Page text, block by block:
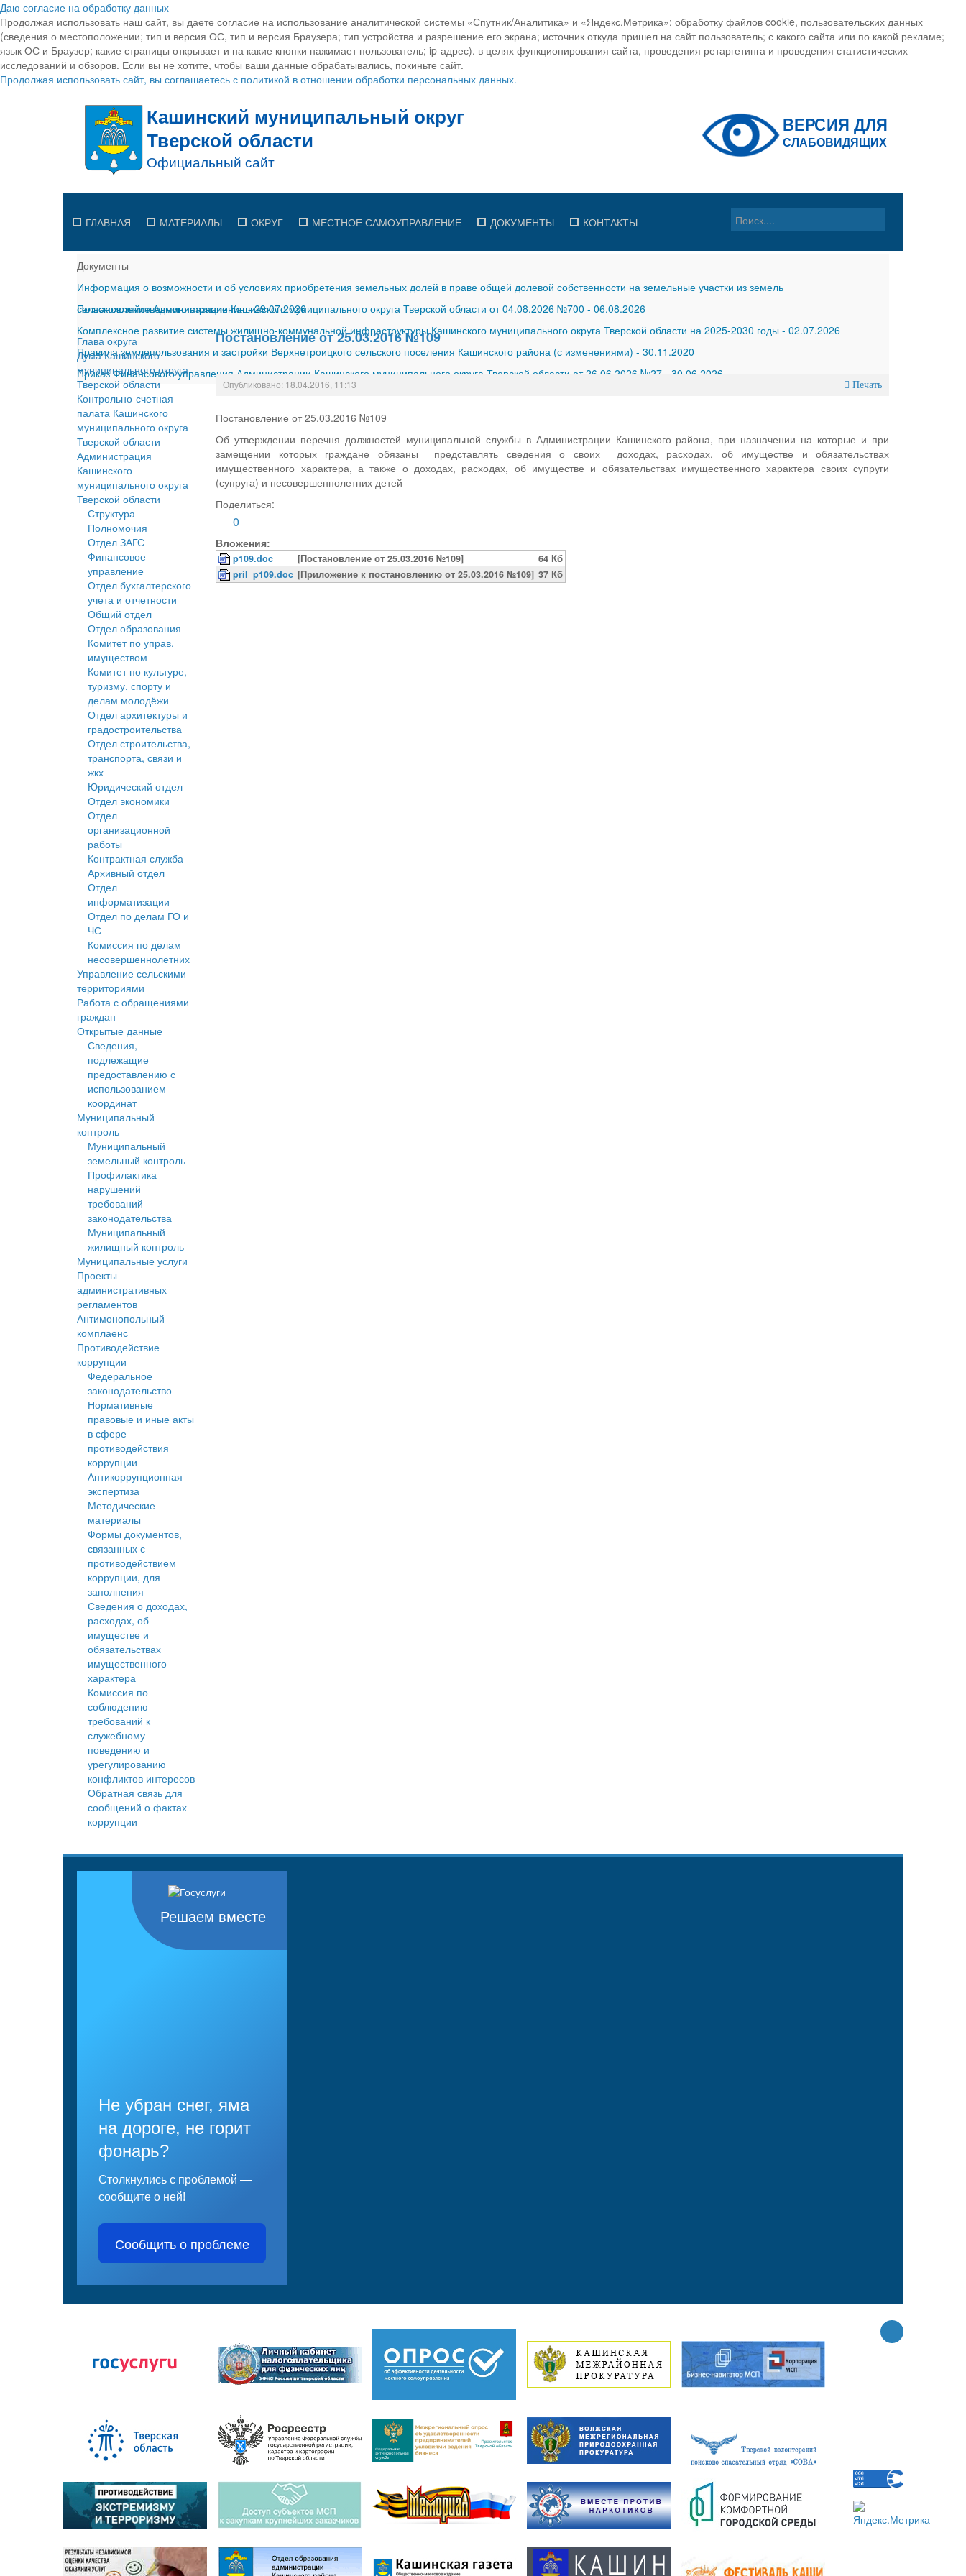
Даю согласие на обработку данных
Продолжая использовать наш сайт, вы даете согласие на использование аналитической системы «Спутник/Аналитика» и «Яндекс.Метрика»; обработку файлов cookie, пользовательских данных
(сведения о местоположении; тип и версия ОС, тип и версия Браузера; тип устройства и разрешение его экрана; источник откуда пришел на сайт пользователь; с какого сайта или по какой рекламе;
язык ОС и Браузер; какие страницы открывает и на какие кнопки нажимает пользователь; ip-адрес). в целях функционирования сайта, проведения ретаргетинга и проведения статистических
исследований и обзоров. Если вы не хотите, чтобы ваши данные обрабатывались, покиньте сайт.
Продолжая использовать сайт, вы соглашаетесь с политикой в отношении обработки персональных данных.
ГЛАВНАЯ МАТЕРИАЛЫ ОКРУГ МЕСТНОЕ САМОУПРАВЛЕНИЕ ДОКУМЕНТЫ КОНТАКТЫ
Документы
Информация о возможности и об условиях приобретения земельных долей в праве общей долевой собственности на земельные участки из земель
сельскохозяйственного назначения-29.07.2026
Постановление Администрации Кашинского муниципального округа Тверской области от 04.08.2026 №700 - 06.08.2026
Комплексное развитие системы жилищно-коммунальной инфраструктуры Кашинского муниципального округа Тверской области на 2025-2030 годы - 02.07.2026
Правила землепользования и застройки Верхнетроицкого сельского поселения Кашинского района (с изменениями) - 30.11.2020
Приказ Финансового управления Администрации Кашинского муниципального округа Тверской области от 26.06.2026 №27
30.06.2026
Глава округа
Дума Кашинского
муниципального округа
Тверской области
Контрольно-счетная
палата Кашинского
муниципального округа
Тверской области
Администрация
Кашинского
муниципального округа
Тверской области
Структура
Полномочия
Отдел ЗАГС
Финансовое
управление
Отдел бухгалтерского
учета и отчетности
Общий отдел
Отдел образования
Комитет по управ.
имуществом
Комитет по культуре,
туризму, спорту и
делам молодёжи
Отдел архитектуры и
градостроительства
Отдел строительства,
транспорта, связи и
жкх
Юридический отдел
Отдел экономики
Отдел
организационной
работы
Контрактная служба
Архивный отдел
Отдел
информатизации
Отдел по делам ГО и
ЧС
Комиссия по делам
несовершеннолетних
Управление сельскими
территориями
Работа с обращениями
граждан
Открытые данные
Сведения,
подлежащие
предоставлению с
использованием
координат
Муниципальный
контроль
Муниципальный
земельный контроль
Профилактика
нарушений
требований
законодательства
Муниципальный
жилищный контроль
Муниципальные услуги
Проекты
административных
регламентов
Антимонопольный
комплаенс
Противодействие
коррупции
Федеральное
законодательство
Нормативные
правовые и иные акты
в сфере
противодействия
коррупции
Антикоррупционная
экспертиза
Методические
материалы
Формы документов,
связанных с
противодействием
коррупции, для
заполнения
Сведения о доходах,
расходах, об
имуществе и
обязательствах
имущественного
характера
Комиссия по
соблюдению
требований к
служебному
поведению и
урегулированию
конфликтов интересов
Обратная связь для
сообщений о фактах
коррупции
Постановление от 25.03.2016 №109
Опубликовано: 18.04.2016, 11:13 Печать
Постановление от 25.03.2016 №109
Об утверждении перечня должностей муниципальной службы в Администрации Кашинского района, при назначении на которые и при
замещении которых граждане обязаны представлять сведения о своих доходах, расходах, об имуществе и обязательствах
имущественного характера, а также о доходах, расходах, об имуществе и обязательствах имущественного характера своих супруги
(супруга) и несовершеннолетних детей
Поделиться:
0
Вложения:
p109.doc [Постановление от 25.03.2016 №109]
64 Кб
pril_p109.doc [Приложение к постановлению от 25.03.2016 №109] 37 Кб
Решаем вместе
Не убран снег, яма
на дороге, не горит
фонарь?
Столкнулись с проблемой —
сообщите о ней!
Сообщить о проблеме